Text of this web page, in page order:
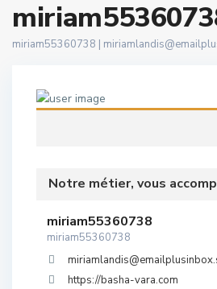
miriam55360738 |
Notre métier, vous
miriam55360738
miriam55360738
https://basha-vara.com